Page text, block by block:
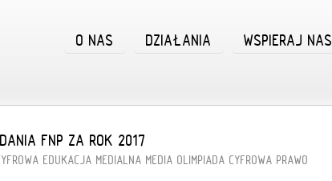
WSPIERAJ NAS
DZIAŁANIA
O NAS
FNP ZA ROK 2017
EDUKACJA MEDIALNA MEDIA OLIMPIADA CYFROWA PRAWO